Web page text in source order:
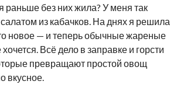
раньше без них жила? У меня так
из кабачков. На днях я решила
новое — и теперь обычные жареные
Всё дело в заправке и горсти
превращают простой овощ
вкусное.